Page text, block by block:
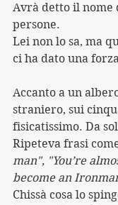
Avrà detto il nome
persone.
Lei non lo sa, ma
ci ha dato una
Accanto a un
straniero, sui
fisicatissimo. Da
Ripeteva frasi
man", "You’re
become an
Chissà cosa lo